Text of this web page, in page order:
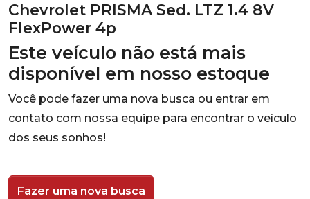
Chevrolet PRISMA Sed. LTZ 1.4 8V
FlexPower 4p
Este veículo não está mais
disponível em nosso estoque
Você pode fazer uma nova busca ou entrar em
contato com nossa equipe para encontrar o veículo
dos seus sonhos!
Fazer uma nova busca